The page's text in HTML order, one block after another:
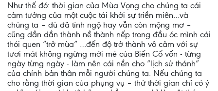
Như thế đó: thời gian của Mùa Vọng cho chúng ta cái
cảm tưởng của một cuộc tái khởi sự triền miên…và
chúng ta – dù đã tỉnh ngộ hay vẫn còn mộng mơ –
cũng dần dần thành nề thành nếp trong đầu óc mình cái
thói quen “trở mùa” …đến độ trở thành vô cảm với sự
tươi mát không ngừng mới mẻ của Biến Cố vốn - từng
ngày từng ngày - làm nên cái nền cho “lịch sử thánh”
của chính bản thân mỗi người chúng ta. Nếu chúng ta
cho rằng thời gian của phụng vụ – thứ thời gian chỉ có ý